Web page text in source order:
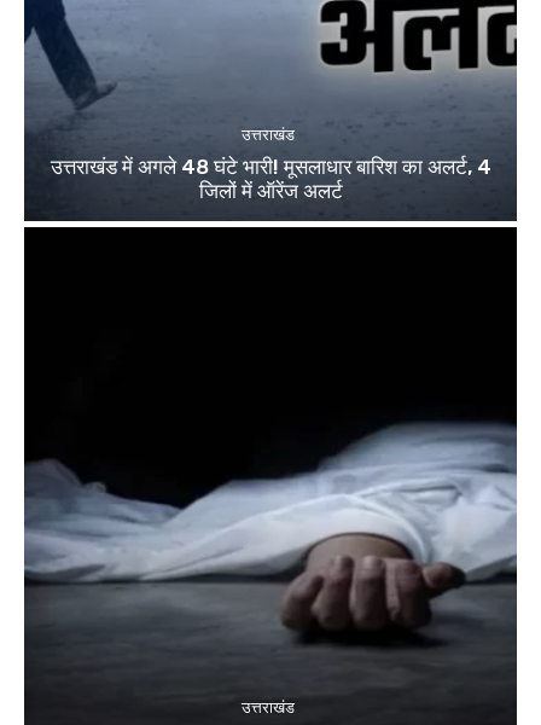
उत्तराखंड
उत्तराखंड में अगले 48 घंटे भारी! मूसलाधार बारिश का अलर्ट, 4
जिलों में ऑरेंज अलर्ट
उत्तराखंड